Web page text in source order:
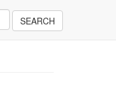
SEARCH